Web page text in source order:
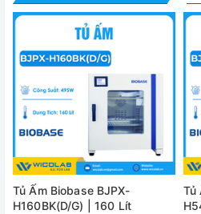
Nhiệt độ môi
5 ~ 30 độ
Dải thời gian 0 ~ 999 giờ
Số kệ 2 cái, có thể
Công suất 345W
Nguồn điện AC220V ±
Kích thước bên
trong (WxDxH)
500 x 350 x
Tủ Ấm Biobase BJPX-
H160BK(D/G) | 160 Lít
Tủ